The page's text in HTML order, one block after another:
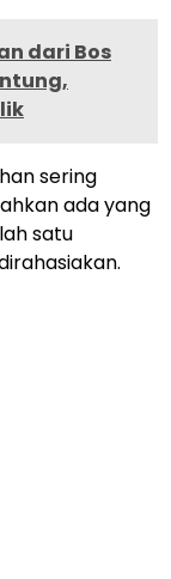
dari Bos
sering
ada yang
satu